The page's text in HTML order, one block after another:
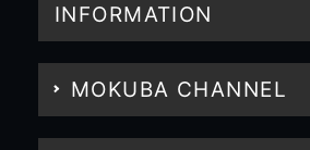
INFORMATION
MOKUBA CHANNEL